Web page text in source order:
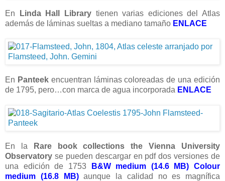
En Linda Hall Librarytienen varias ediciones del Atlas
además de láminas sueltas a mediano tamaño ENLACE
En Panteek encuentran láminas coloreadas de una edición
de 1795, pero…con marca de agua incorporada ENLACE
En la
Rare book collections the Vienna University
Observatory se pueden descargar en pdf dos versiones de
una edición de 1753
B&W medium (14.6 MB) Colour
medium (16.8 MB)aunque la calidad no es magnífica